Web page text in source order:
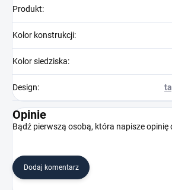
Produkt:
Kolor konstrukcji:
Kolor siedziska:
Design:
Opinie
Bądź pierwszą osobą, która napisze
Dodaj komentarz